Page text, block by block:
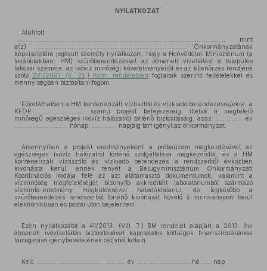
NYILATKOZAT
Alulírott
………………………………………………………………………………………………………, mint
a(z) …………………………………………………………………………. Önkormányzatának
képviseletére jogosult személy nyilatkozom, hogy a Honvédelmi Minisztérium (a
továbbiakban: HM) szűrőberendezéssel az átmeneti vízellátást a település
lakosai számára, az ivóvíz minőségi követelményeiről és az ellenőrzés rendjéről
szóló 201/2001. (X. 25.) Korm. rendeletben foglaltak szerinti feltételekkel és
mennyiségben biztosítani fogom.
Előreláthatóan a HM konténerizált víztisztító és vízkiadó berendezésre/ekre, a
KEOP………………………… számú projekt befejezéséig, illetve a megfelelő
minőségű egészséges ivóvíz hálózatról történő biztosításáig, azaz: …………… év
………………………… hónap …………… napjáig tart igényt az önkormányzat.
Amennyiben a projekt eredményeként a próbaüzem megkezdésével az
egészséges ivóvíz hálózatról történő szolgáltatása megkezdődik, és a HM
konténerizált víztisztító és vízkiadó berendezés a rendszerből évközben
kivonásra kerül, ennek tényét a Belügyminisztérium Önkormányzati
Koordinációs Irodája felé az azt alátámasztó dokumentumok, valamint a
vízminőség megfelelőségét bizonyító akkreditált laboratóriumból származó
vízminta-eredmény megküldésével haladéktalanul, de legkésőbb a
szűrőberendezés rendszerből történő kivonását követő 5 munkanapon belül
elektronikusan és postai úton bejelentem.
Ezen nyilatkozatot a 41/2013. (VIII. 7.) BM rendelet alapján a 2013. évi
átmeneti ivóvízellátás biztosításával kapcsolatos költségek finanszírozásának
támogatása igénybevételének céljából tettem.
Kelt: ………………………………, ………… év ………………………… hó …… nap